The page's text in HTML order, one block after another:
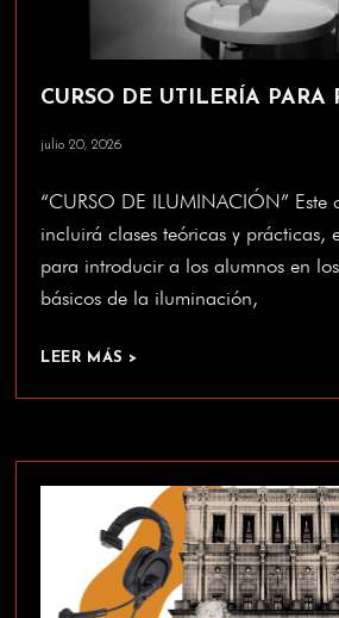
CURSO DE UTILERÍA PARA
julio 20, 2026
“CURSO DE ILUMINACIÓN” Este
incluirá clases teóricas y prácticas,
para introducir a los alumnos en
básicos de la iluminación,
LEER MÁS >